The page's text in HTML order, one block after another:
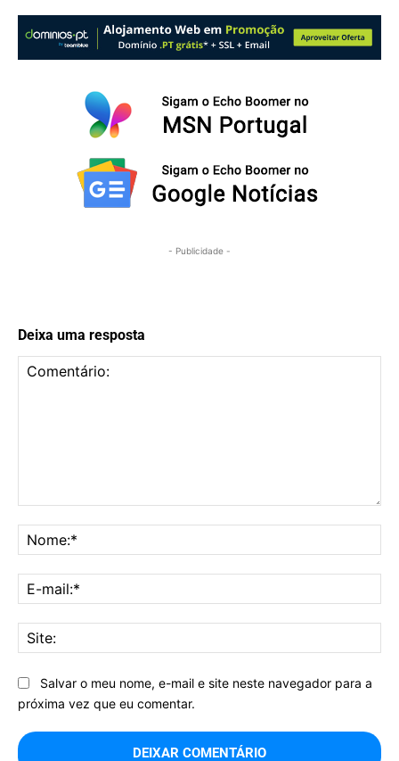
- Publicidade -
Deixa uma resposta
Salvar o meu nome, e-mail e site neste navegador para a
próxima vez que eu comentar.